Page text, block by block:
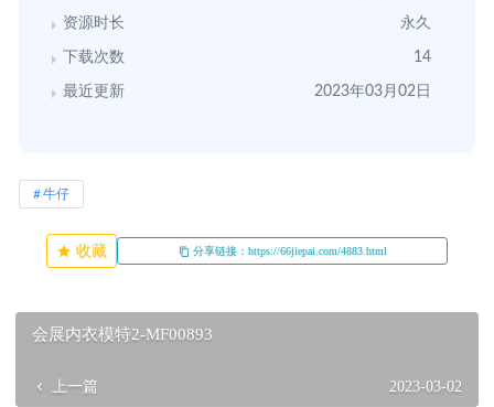
资源时长 永久
下载次数 14
最近更新 2023年03月02日
牛仔
收藏 分享链接：https://66jiepai.com/4883.html
会展内衣模特2-MF00893
上一篇 2023-03-02